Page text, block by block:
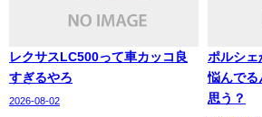
レクサスLC500って車カッコ良
すぎるやろ
2026-08-02
ポルシェ
悩んでる
思う？